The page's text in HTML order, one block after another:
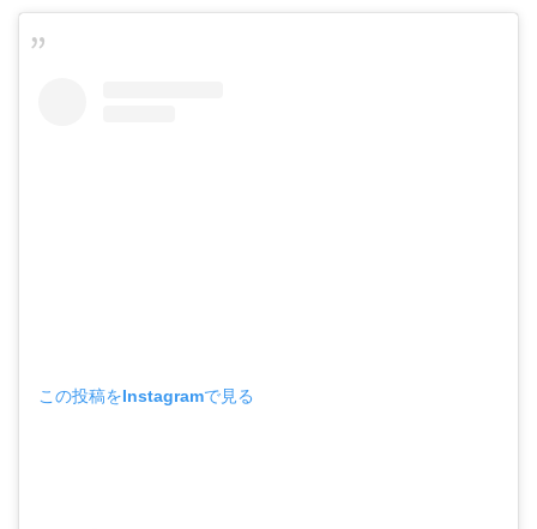
この投稿をInstagramで見る